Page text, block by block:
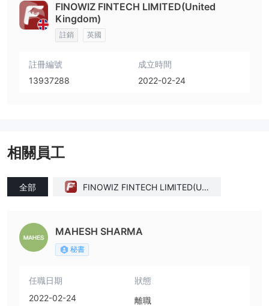
FINOWIZ FINTECH LIMITED(United
Kingdom)
註銷 英國
註冊編號
13937288
成立時間
2022-02-24
相關員工
全部
FINOWIZ FINTECH LIMITED(Uni
MAHESH SHARMA
秘書
任職日期
2022-02-24
狀態
離職